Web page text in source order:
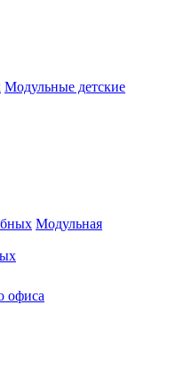
Модульные детские
Модульная
офиса